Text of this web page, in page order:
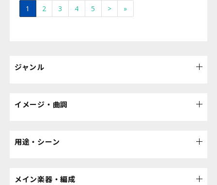
1 2 3 4 5 > »
ジャンル
イメージ・曲調
用途・シーン
メイン楽器・編成